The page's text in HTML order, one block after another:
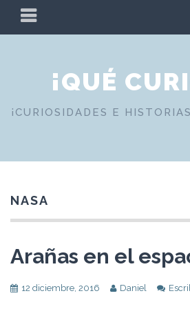
PRIMARY
MENU
¡QUÉ
¡CURIOSIDADES E
NASA
Arañas en el
12 diciembre, 2016 Daniel